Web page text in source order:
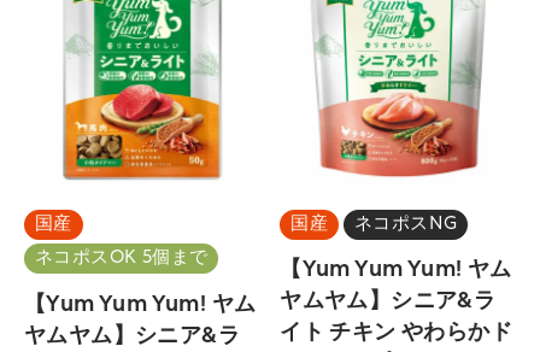
国産
ネコポスOK 5個まで
【Yum Yum Yum! ヤム
ヤムヤム】シニア&ラ
国産 ネコポスNG
【Yum Yum Yum! ヤム
ヤムヤム】シニア&ラ
イト チキン やわらかド